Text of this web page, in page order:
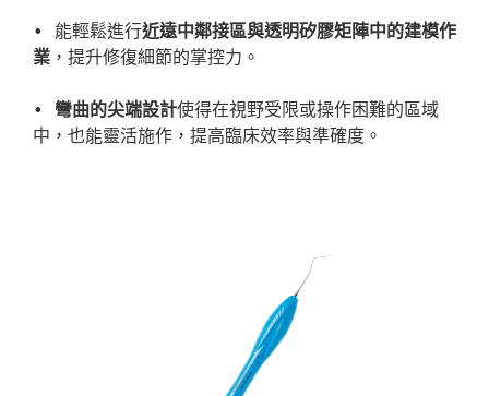
• 能輕鬆進行近遠中鄰接區與透明矽膠矩陣中的建模作
業
• 彎曲的尖端設計使得在視野受限或操作困難的區域
中，也能靈活施作，提高臨床效率與準確度。